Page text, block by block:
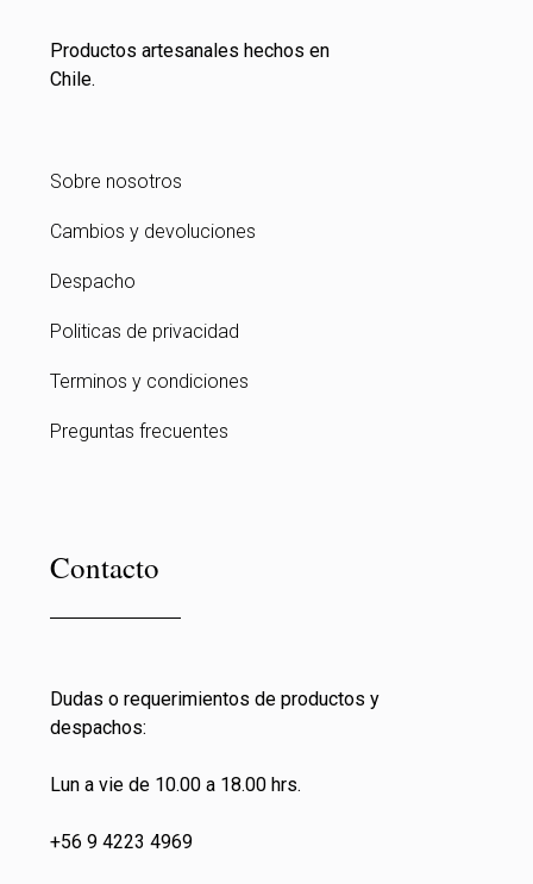
Productos artesanales hechos en
Chile.
Sobre nosotros
Cambios y devoluciones
Despacho
Politicas de privacidad
Terminos y condiciones
Preguntas frecuentes
Contacto
Dudas o requerimientos de productos y
despachos:
Lun a vie de 10.00 a 18.00 hrs.
+56 9 4223 4969